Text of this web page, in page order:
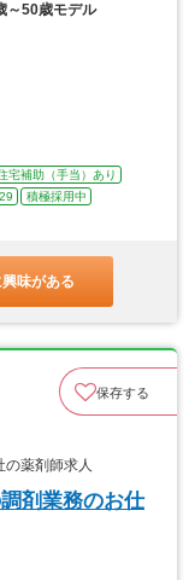
～50歳モデル
宅補助（手当）あり
積極採用中
味がある
保存する
薬剤師求人
剤業務のお仕